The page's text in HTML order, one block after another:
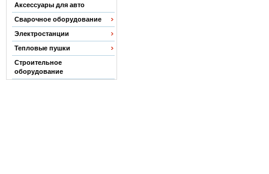
Аксессуары для авто
Сварочное оборудование
Электростанции
Тепловые пушки
Строительное
оборудование